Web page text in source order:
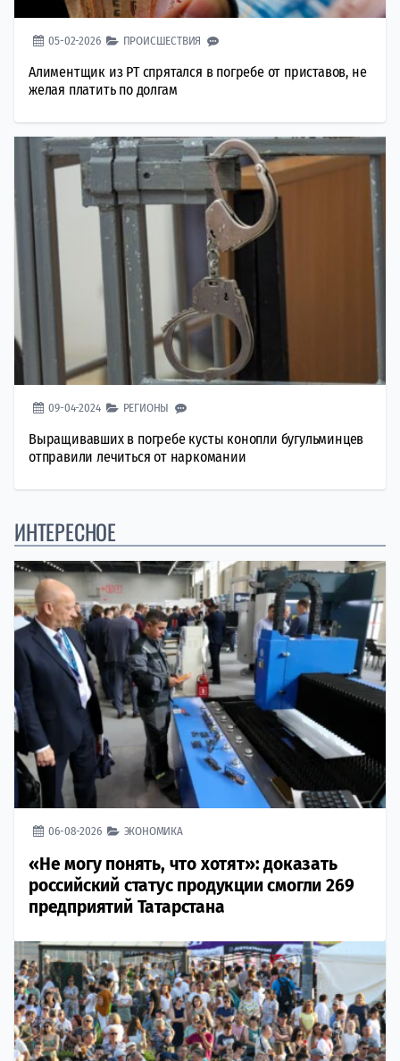
05-02-2026 ПРОИСШЕСТВИЯ
Алиментщик из РТ спрятался в погребе от приставов, не
желая платить по долгам
09-04-2024 РЕГИОНЫ
Выращивавших в погребе кусты конопли бугульминцев
отправили лечиться от наркомании
ИНТЕРЕСНОЕ
06-08-2026 ЭКОНОМИКА
«Не могу понять, что хотят»: доказать
российский статус продукции смогли 269
предприятий Татарстана